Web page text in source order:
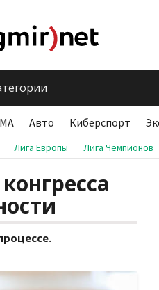
Авто Киберспорт
Лига Европы Лига Чемпионов